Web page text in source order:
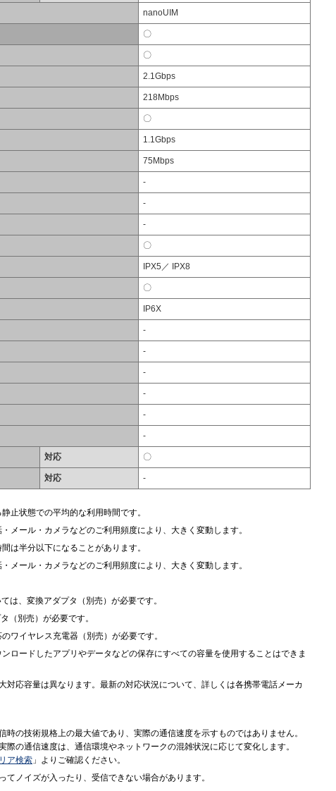
nanoUIM
〇
〇
2.1Gbps
218Mbps
〇
1.1Gbps
75Mbps
-
-
-
〇
IPX5／ IPX8
〇
IP6X
-
-
-
-
-
-
対応 〇
対応 -
止状態での平均的な利用時間です。
メール・カメラなどのご利用頻度により、大きく変動します。
は半分以下になることがあります。
メール・カメラなどのご利用頻度により、大きく変動します。
は、変換アダプタ（別売）が必要です。
（別売）が必要です。
ワイヤレス充電器（別売）が必要です。
ロードしたアプリやデータなどの保存にすべての容量を使用することはできま
対応容量は異なります。最新の対応状況について、詳しくは各携帯電話メーカ
の技術規格上の最大値であり、実際の通信速度を示すものではありません。
の通信速度は、通信環境やネットワークの混雑状況に応じて変化します。
ア検索 」よりご確認ください。
ノイズが入ったり、受信できない場合があります。